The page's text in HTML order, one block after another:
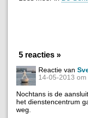
5 reacties »
Reactie van
14-05-2013 om
Nochtans is de
het dienstencentrum
weg.